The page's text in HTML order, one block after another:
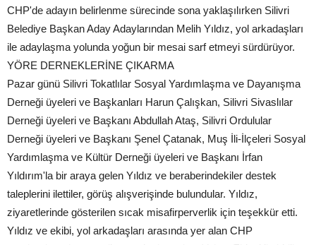
CHP'de adayın belirlenme sürecinde sona yaklaşılırken Silivri
Belediye Başkan Aday Adaylarından Melih Yıldız, yol arkadaşları
ile adaylaşma yolunda yoğun bir mesai sarf etmeyi sürdürüyor.
YÖRE DERNEKLERİNE ÇIKARMA
Pazar günü Silivri Tokatlılar Sosyal Yardımlaşma ve Dayanışma
Derneği üyeleri ve Başkanları Harun Çalışkan, Silivri Sivaslılar
Derneği üyeleri ve Başkanı Abdullah Ataş, Silivri Ordulular
Derneği üyeleri ve Başkanı Şenel Çatanak, Muş İli-İlçeleri Sosyal
Yardımlaşma ve Kültür Derneği üyeleri ve Başkanı İrfan
Yıldırım'la bir araya gelen Yıldız ve beraberindekiler destek
taleplerini ilettiler, görüş alışverişinde bulundular. Yıldız,
ziyaretlerinde gösterilen sıcak misafirperverlik için teşekkür etti.
Yıldız ve ekibi, yol arkadaşları arasında yer alan CHP